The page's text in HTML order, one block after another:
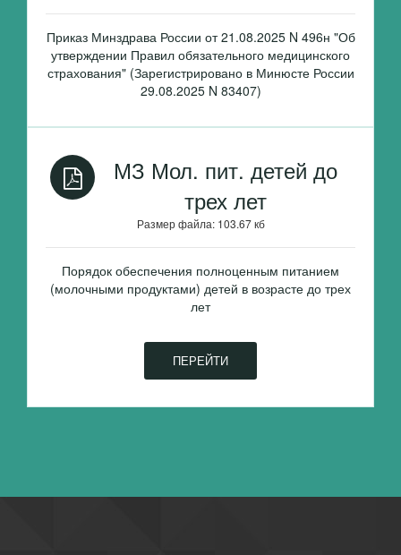
Приказ Минздрава России от 21.08.2025 N 496н "Об
утверждении Правил обязательного медицинского
страхования" (Зарегистрировано в Минюсте России
29.08.2025 N 83407)
МЗ Мол. пит. детей до
трех лет
Размер файла: 103.67 кб
Порядок обеспечения полноценным питанием
(молочными продуктами) детей в возрасте до трех
лет
ПЕРЕЙТИ